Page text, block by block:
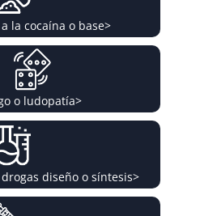
la cocaína o base>
o ludopatía>
diseño o síntesis>